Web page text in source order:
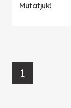
Mutatjuk!
1